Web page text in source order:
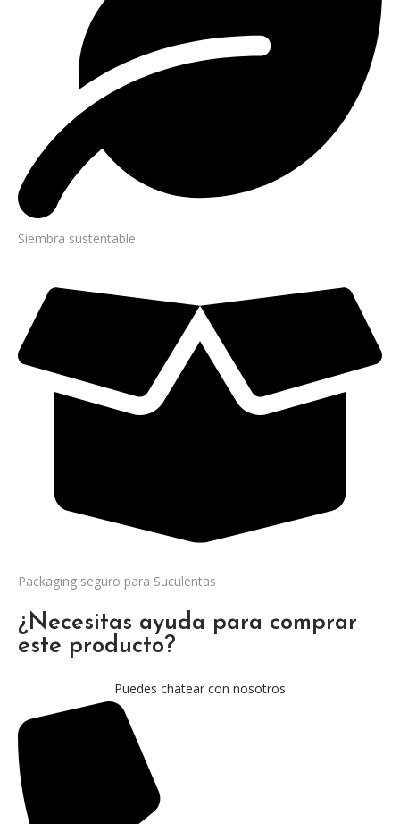
Siembra sustentable
Packaging seguro para Suculentas
¿Necesitas ayuda para comprar
este producto?
Puedes chatear con nosotros